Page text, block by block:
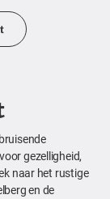
gezelligheid,
naar het rustige
en de